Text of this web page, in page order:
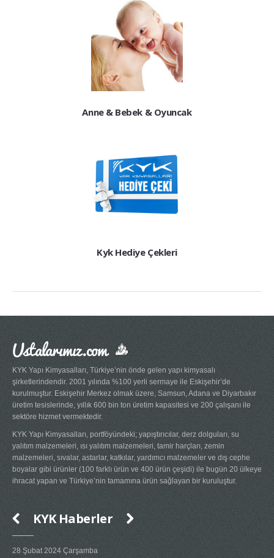
Anne & Bebek & Oyuncak
Kyk Hediye Çekleri
Ustalarımız.com
KYK Yapı Kimyasalları, Türkiye’nin önde gelen yapı kimyasalı
şirketlerindendir. 2001 yılında %100 yerli sermaye ile Eskişehir’de
kurulmuştur. Eskişehir Merkez olmak üzere, Samsun, Adana ve Diyarbakır
üretim tesislerinde, yıllık 600 bin ton üretim kapasitesi ve 200 çalışanı ile
sektöre hizmet vermektedir.
KYK Yapı Kimyasalları, portföyündeki; yapıştırıcılar, derz dolguları, su
yalıtım malzemeleri, ısı yalıtım malzemeleri, tamir harçları, zemin
malzemeleri, sıvalar, astarlar, katkılar, yardımcı malzemeler ve dış cephe
boyalar gibi ürünler (100 farklı ürün ve 400 ürün çeşidi) ile bugün 20 ülkeye
ihracat yapan ve Türkiye’nin tamamına ürün sağlayan bir kuruluştur.
KYK Haberler
28 Şubat 2024 Çarşamba 20